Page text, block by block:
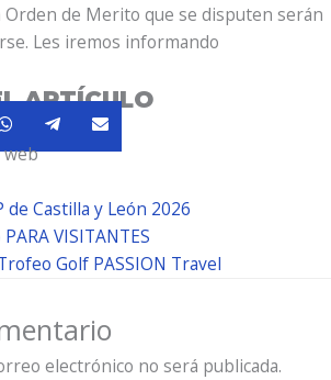
Orden de Merito que se disputen serán
Les iremos informando
ARTÍCULO
Compartir
en
WhatsAppCompartir
en
TelegramCompartir
en
web
de Castilla y León 2026
PARA VISITANTES
Golf PASSION Travel
electrónico no será publicada.